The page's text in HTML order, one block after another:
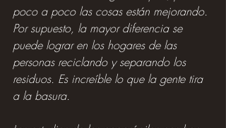
poco a poco las cosas están mejorando.
Por supuesto, la mayor diferencia se
puede lograr en los hogares de las
personas reciclando y separando los
residuos. Es increíble lo que la gente tira
a la basura.